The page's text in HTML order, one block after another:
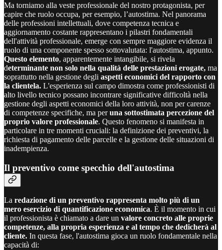
Ma torniamo alla veste professionale del nostro protagonista, per
capire che ruolo occupa, per esempio, l’autostima. Nel panorama
delle professioni intellettuali, dove competenza tecnica e
aggiornamento costante rappresentano i pilastri fondamentali
dell'attività professionale, emerge con sempre maggiore evidenza il
ruolo di una componente spesso sottovalutata: l'autostima, appunto.
Questo elemento, apparentemente intangibile, si rivela
determinante non solo nella qualità delle prestazioni erogate, ma
soprattutto nella gestione degli aspetti economici del rapporto con
la clientela. L'esperienza sul campo dimostra come professionisti di
alto livello tecnico possano incontrare significative difficoltà nella
gestione degli aspetti economici della loro attività, non per carenze
di competenze specifiche, ma peruna sottostimata percezione del
proprio valore professionale. Questo fenomeno si manifesta in
particolare in tre momenti cruciali: la definizione dei preventivi, la
richiesta di pagamento delle parcelle e la gestione delle situazioni di
inadempienza.
Il preventivo come specchio dell'autostima
La redazione di un preventivo rappresenta molto più di un
mero esercizio di quantificazione economica. È il momento in cui
il professionista è chiamato a dare un valore concreto alle proprie
competenze, alla propria esperienza e al tempo che dedicherà al
cliente. In questa fase, l'autostima gioca un ruolo fondamentale nella
capacità di: